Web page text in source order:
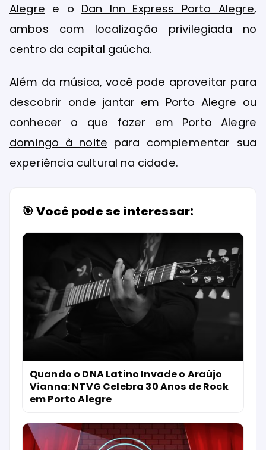
Alegre e o Dan Inn Express Porto Alegre,
ambos com localização privilegiada no
centro da capital gaúcha.
Além da música, você pode aproveitar para
descobrir onde jantar em Porto Alegre ou
conhecer o que fazer em Porto Alegre
domingo à noite para complementar sua
experiência cultural na cidade.
🎯 Você pode se interessar:
Quando o DNA Latino Invade o Araújo
Vianna: NTVG Celebra 30 Anos de Rock
em Porto Alegre